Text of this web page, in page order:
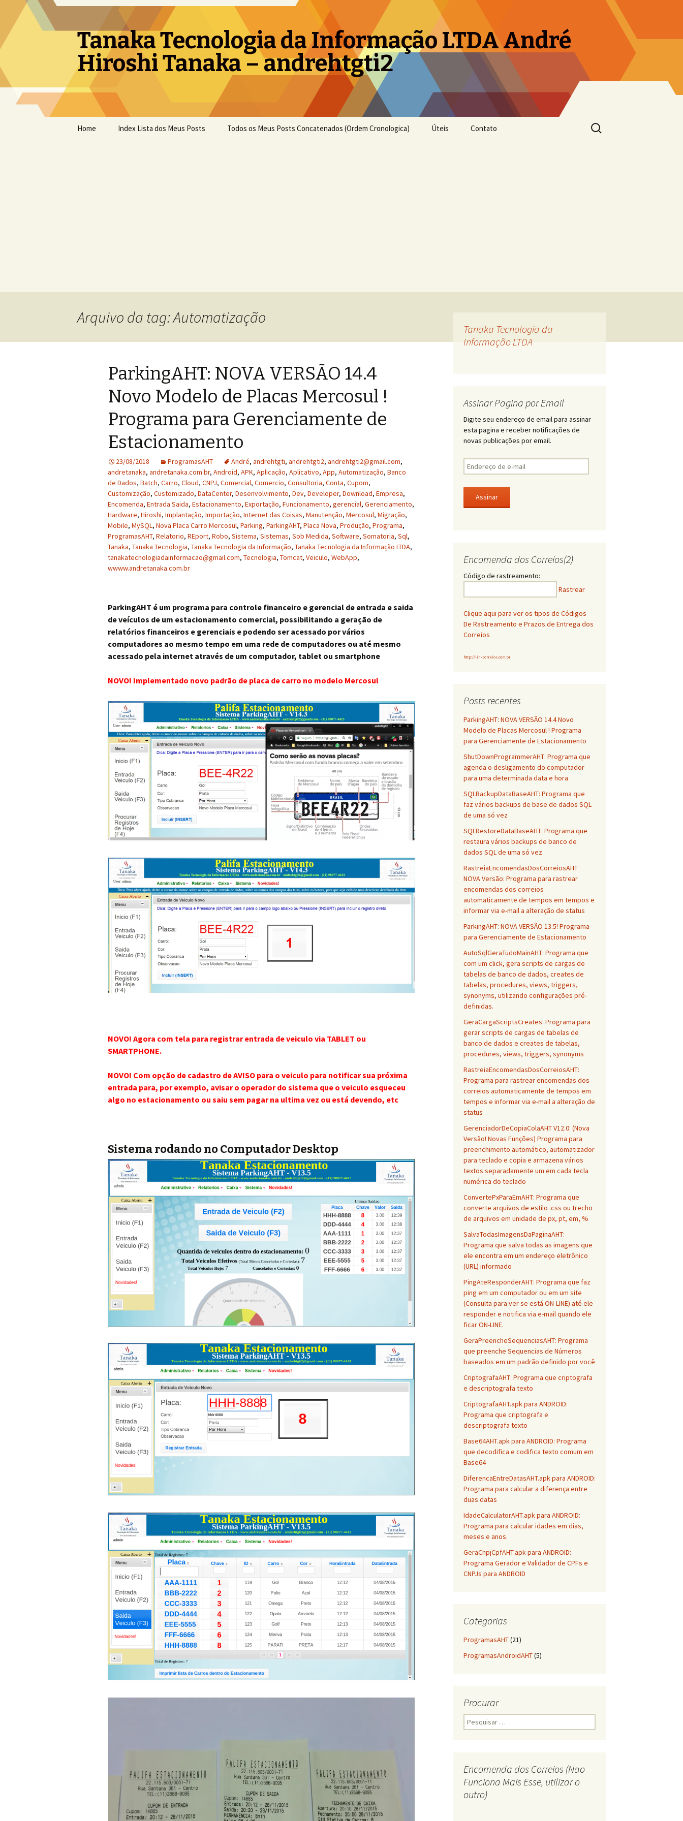
Tanaka Tecnologia da Informação LTDA André
Hiroshi Tanaka – andrehtgti2
Home Index Lista dos Meus Posts Todos os Meus Posts Concatenados (Ordem Cronologica) Úteis Contato
Pesquisar
por:
Arquivo da tag: Automatização
ParkingAHT: NOVA VERSÃO 14.4
Novo Modelo de Placas Mercosul !
Programa para Gerenciamente de
Estacionamento
23/08/2018 ProgramasAHT André, andrehtgti, andrehtgti2, andrehtgti2@gmail.com,
andretanaka, andretanaka.com.br, Android, APK, Aplicação, Aplicativo, App, Automatização, Banco
de Dados, Batch, Carro, Cloud, CNPJ, Comercial, Comercio, Consultoria, Conta, Cupom,
Customização, Customizado, DataCenter, Desenvolvimento, Dev, Developer, Download, Empresa,
Encomenda, Entrada Saida, Estacionamento, Exportação, Funcionamento, gerencial, Gerenciamento,
Hardware, Hiroshi, Implantação, Importação, Internet das Coisas, Manutenção, Mercosul, Migração,
Mobile, MySQL, Nova Placa Carro Mercosul, Parking, ParkingAHT, Placa Nova, Produção, Programa,
ProgramasAHT, Relatorio, REport, Robo, Sistema, Sistemas, Sob Medida, Software, Somatoria, Sql,
Tanaka, Tanaka Tecnologia, Tanaka Tecnologia da Informação, Tanaka Tecnologia da Informação LTDA,
tanakatecnologiadainformacao@gmail.com, Tecnologia, Tomcat, Veiculo, WebApp,
wwww.andretanaka.com.br
ParkingAHT é um programa para controle financeiro e gerencial de entrada e saida
de veículos de um estacionamento comercial, possibilitando a geração de
relatórios financeiros e gerenciais e podendo ser acessado por vários
computadores ao mesmo tempo em uma rede de computadores ou até mesmo
acessado pela internet através de um computador, tablet ou smartphone
NOVO! Implementado novo padrão de placa de carro no modelo Mercosul
NOVO! Agora com tela para registrar entrada de veiculo via TABLET ou
SMARTPHONE.
NOVO! Com opção de cadastro de AVISO para o veiculo para notificar sua próxima
entrada para, por exemplo, avisar o operador do sistema que o veiculo esqueceu
algo no estacionamento ou saiu sem pagar na ultima vez ou está devendo, etc
Sistema rodando no Computador Desktop
Tanaka Tecnologia da
Informação LTDA
Assinar Pagina por Email
Digite seu endereço de email para assinar
esta pagina e receber notificações de
novas publicações por email.
n
d
r
e
-
i
l
Encomenda dos Correios(2)
Código de rastreamento:
Rastrear
Clique aqui para ver os tipos de Códigos
De Rastreamento e Prazos de Entrega dos
Correios
http://linkcorreios.com.br
Posts recentes
ParkingAHT: NOVA VERSÃO 14.4 Novo
Modelo de Placas Mercosul ! Programa
para Gerenciamente de Estacionamento
ShutDownProgrammerAHT: Programa que
agenda o desligamento do computador
para uma determinada data e hora
SQLBackupDataBaseAHT: Programa que
faz vários backups de base de dados SQL
de uma só vez
SQLRestoreDataBaseAHT: Programa que
restaura vários backups de banco de
dados SQL de uma só vez
RastreiaEncomendasDosCorreiosAHT
NOVA Versão: Programa para rastrear
encomendas dos correios
automaticamente de tempos em tempos e
informar via e-mail a alteração de status
ParkingAHT: NOVA VERSÃO 13.5! Programa
para Gerenciamente de Estacionamento
AutoSqlGeraTudoMainAHT: Programa que
com um click, gera scripts de cargas de
tabelas de banco de dados, creates de
tabelas, procedures, views, triggers,
synonyms, utilizando configurações pré-
definidas.
GeraCargaScriptsCreates: Programa para
gerar scripts de cargas de tabelas de
banco de dados e creates de tabelas,
procedures, views, triggers, synonyms
RastreiaEncomendasDosCorreiosAHT:
Programa para rastrear encomendas dos
correios automaticamente de tempos em
tempos e informar via e-mail a alteração de
status
GerenciadorDeCopiaColaAHT V12.0: (Nova
Versão! Novas Funções) Programa para
preenchimento automático, automatizador
para teclado e copia e armazena vários
textos separadamente um em cada tecla
numérica do teclado
ConvertePxParaEmAHT: Programa que
converte arquivos de estilo .css ou trecho
de arquivos em unidade de px, pt, em, %
SalvaTodasImagensDaPaginaAHT:
Programa que salva todas as imagens que
ele encontra em um endereço eletrônico
(URL) informado
PingAteResponderAHT: Programa que faz
ping em um computador ou em um site
(Consulta para ver se está ON-LINE) até ele
responder e notifica via e-mail quando ele
ficar ON-LINE.
GeraPreencheSequenciasAHT: Programa
que preenche Sequencias de Números
baseados em um padrão definido por você
CriptografaAHT: Programa que criptografa
e descriptografa texto
CriptografaAHT.apk para ANDROID:
Programa que criptografa e
descriptografa texto
Base64AHT.apk para ANDROID: Programa
que decodifica e codifica texto comum em
Base64
DiferencaEntreDatasAHT.apk para ANDROID:
Programa para calcular a diferença entre
duas datas
IdadeCalculatorAHT.apk para ANDROID:
Programa para calcular idades em dias,
meses e anos.
GeraCnpjCpfAHT.apk para ANDROID:
Programa Gerador e Validador de CPFs e
CNPJs para ANDROID
Categorias
ProgramasAHT(21)
ProgramasAndroidAHT(5)
Procurar
Pesquisar
por:
Encomenda dos Correios (Nao
Funciona Mais Esse, utilizar o
outro)